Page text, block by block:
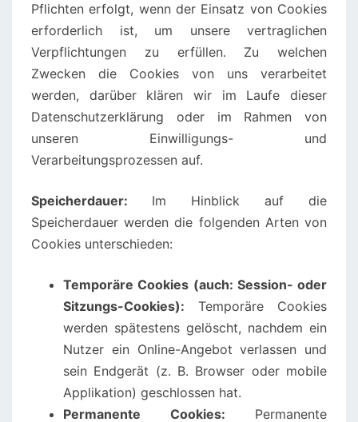
Pflichten erfolgt, wenn der Einsatz von Cookies
erforderlich ist, um unsere vertraglichen
Verpflichtungen zu erfüllen. Zu welchen
Zwecken die Cookies von uns verarbeitet
werden, darüber klären wir im Laufe dieser
Datenschutzerklärung oder im Rahmen von
unseren Einwilligungs- und
Verarbeitungsprozessen auf.
Speicherdauer: Im Hinblick auf die
Speicherdauer werden die folgenden Arten von
Cookies unterschieden:
Temporäre Cookies (auch: Session- oder
Sitzungs-Cookies): Temporäre Cookies
werden spätestens gelöscht, nachdem ein
Nutzer ein Online-Angebot verlassen und
sein Endgerät (z. B. Browser oder mobile
Applikation) geschlossen hat.
Permanente Cookies: Permanente